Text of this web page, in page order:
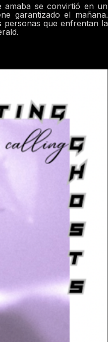
se convirtió en un
garantizado el mañana.
personas que enfrentan la